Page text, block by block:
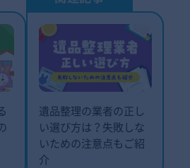
遺品整理の業者の正し
い選び方は？失敗しな
いための注意点もご紹
介